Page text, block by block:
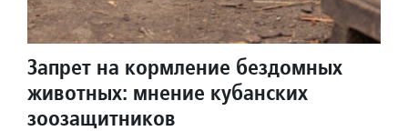
Запрет на кормление бездомных
животных: мнение кубанских
зоозащитников